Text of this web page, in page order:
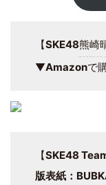
【SKE48熊崎
▼Amazonで
【SKE48
版表紙：